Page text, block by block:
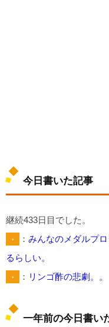
今日書いた記事
継続433日目でした。
・
： みんなのメダルプ
るらしい。
・
： リンゴ酢の悲劇。。
一年前の今日書い